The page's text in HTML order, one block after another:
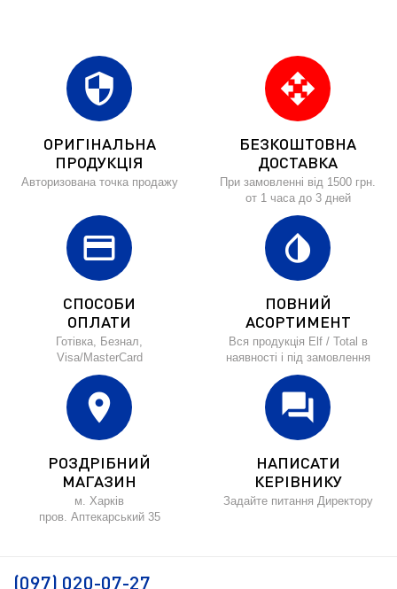
security
ОРИГІНАЛЬНА
ПРОДУКЦІЯ
Авторизована точка продажу
open_with
БЕЗКОШТОВНА
ДОСТАВКА
При замовленні від 1500 грн.
от 1 часа до 3 дней
credit_card
СПОСОБИ
ОПЛАТИ
Готівка, Безнал,
Visa/MasterCard
invert_colors
ПОВНИЙ
АСОРТИМЕНТ
Вся продукція Elf / Total в
наявності і під замовлення
location_on
РОЗДРІБНИЙ
МАГАЗИН
м. Харків
пров. Аптекарський 35
forum
НАПИСАТИ
КЕРІВНИКУ
Задайте питання Директору
(097) 020-07-27